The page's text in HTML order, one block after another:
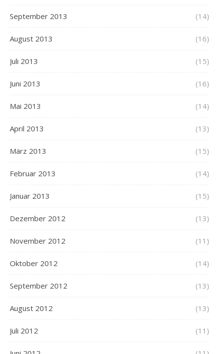
September 2013 (14)
August 2013 (16)
Juli 2013 (15)
Juni 2013 (16)
Mai 2013 (14)
April 2013 (13)
März 2013 (15)
Februar 2013 (14)
Januar 2013 (15)
Dezember 2012 (13)
November 2012 (11)
Oktober 2012 (14)
September 2012 (13)
August 2012 (13)
Juli 2012 (11)